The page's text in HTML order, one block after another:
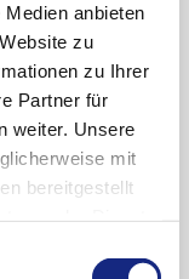
anbieten
zu
zu Ihrer
Partner für
weiter. Unsere
mit
bereitgestellt